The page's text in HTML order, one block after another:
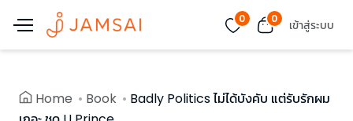
0 0 เข้าสู่ระบบ
Home Book
Badly Politics ไม่ได้บังคับ แต่รับรักผม